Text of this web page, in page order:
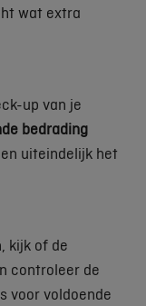
wat extra
up van je
bedrading
uiteindelijk het
kijk of de
controleer de
voor voldoende